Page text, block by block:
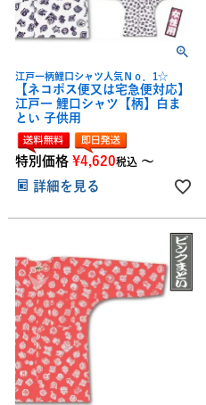
江戸一柄鯉口シャツ人気Ｎｏ．1☆
【ネコポス便又は宅急便対応】
江戸一 鯉口シャツ【柄】白ま
とい 子供用
特別価格 ¥4,620税込 〜
詳細を見る